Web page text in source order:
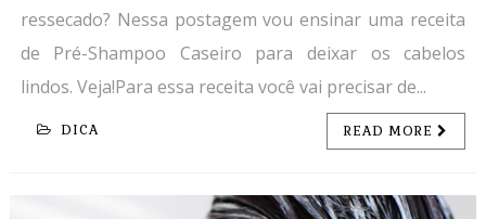
ressecado? Nessa postagem vou ensinar uma receita
de Pré-Shampoo Caseiro para deixar os cabelos
lindos. Veja!Para essa receita você vai precisar de...
DICA READ MORE